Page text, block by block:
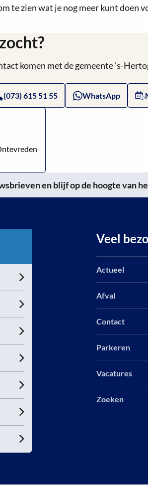
te zien wat je nog meer kunt doen
komen met de gemeente ’s-
(073) 615 51 55 WhatsApp
en blijf op de hoogte van
Veel
Actueel
Afval
Contact
Parkeren
Vacatures
Zoeken